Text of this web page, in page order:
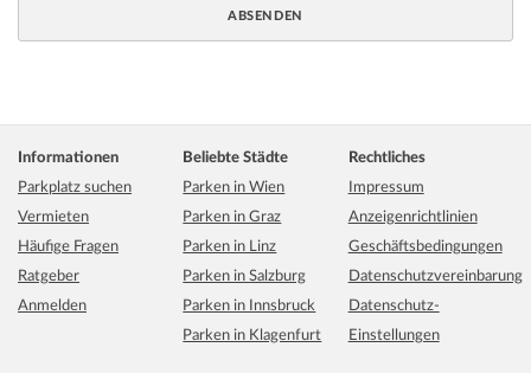
Informationen
Parkplatz suchen
Vermieten
Häufige Fragen
Ratgeber
Anmelden
Beliebte Städte
Parken in Wien
Parken in Graz
Parken in Linz
Parken in Salzburg
Parken in Innsbruck
Parken in Klagenfurt
Rechtliches
Impressum
Anzeigenrichtlinien
Geschäftsbedingungen
Datenschutzvereinbarung
Datenschutz-
Einstellungen